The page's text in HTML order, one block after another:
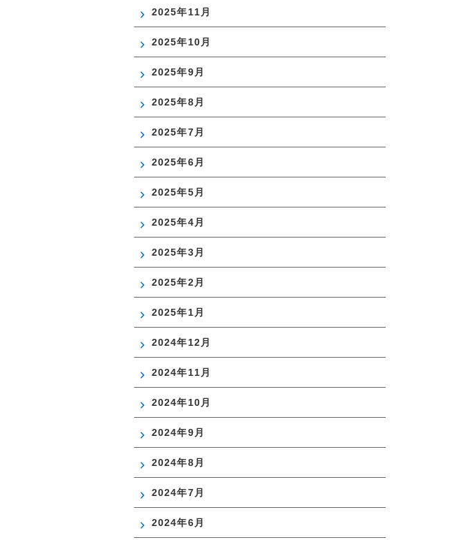
2025年11月
2025年10月
2025年9月
2025年8月
2025年7月
2025年6月
2025年5月
2025年4月
2025年3月
2025年2月
2025年1月
2024年12月
2024年11月
2024年10月
2024年9月
2024年8月
2024年7月
2024年6月